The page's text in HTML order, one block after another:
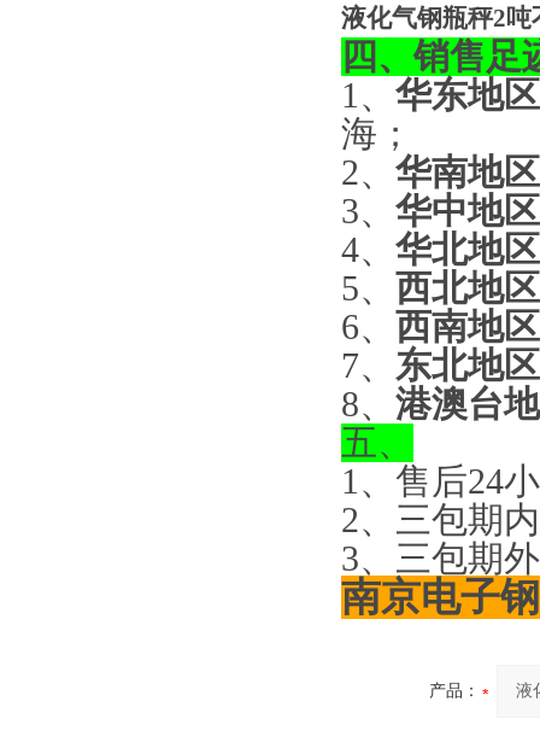
液化气钢瓶秤2
四、销售足
1 、 华东地区
海；
2、 华南地区
3、 华中地区
4、 华北地区
5、 西北地区
6、 西南地区
7、 东北地区
8、 港澳台
五、
1、售后24
2、三包期
3、三包期
南京电子
产品：